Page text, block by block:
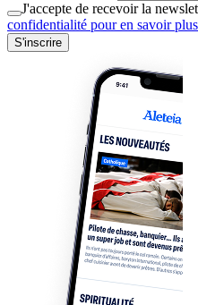
J'accepte de recevoir la
confidentialité pour en savoir
S'inscrire